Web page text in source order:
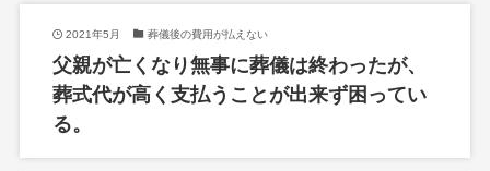
2021年5月 葬儀後の費用が払えない
父親が亡くなり無事に葬儀は終わったが、
葬式代が高く支払うことが出来ず困ってい
る。